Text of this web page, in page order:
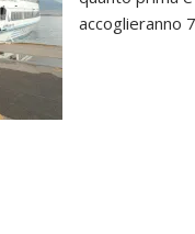
accoglieranno